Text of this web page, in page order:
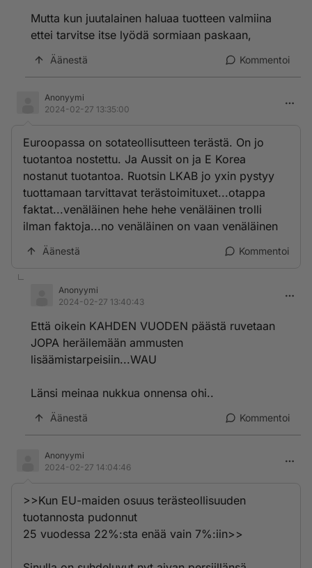
Mutta kun juutalainen haluaa tuotteen valmiina
ettei tarvitse itse lyödä sormiaan paskaan,
Äänestä Kommentoi
Anonyymi
2024-02-27 13:35:00
Euroopassa on sotateollisutteen terästä. On jo
tuotantoa nostettu. Ja Aussit on ja E Korea
nostanut tuotantoa. Ruotsin LKAB jo yxin pystyy
tuottamaan tarvittavat terästoimituxet...otappa
faktat...venäläinen hehe hehe venäläinen trolli
ilman faktoja...no venäläinen on vaan venäläinen
Äänestä Kommentoi
Anonyymi
2024-02-27 13:40:43
Että oikein KAHDEN VUODEN päästä ruvetaan
JOPA heräilemään ammusten
lisäämistarpeisiin...WAU
Länsi meinaa nukkua onnensa ohi..
Äänestä Kommentoi
Anonyymi
2024-02-27 14:04:46
>>Kun EU-maiden osuus terästeollisuuden
tuotannosta pudonnut
25 vuodessa 22%:sta enää vain 7%:iin>>